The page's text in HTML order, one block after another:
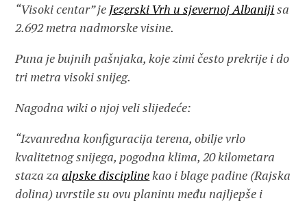
“Visoki centar” je Jezerski Vrh u sjevernoj Albanijisa
2.692 metra nadmorske visine.
Puna je bujnih pašnjaka, koje zimi često prekrije i do
tri metra visoki snijeg.
Nagodna wiki o njoj veli slijedeće:
“Izvanredna konfiguracija terena, obilje vrlo
kvalitetnog snijega, pogodna klima, 20 kilometara
staza zaalpske disciplinekao i blage padine (Rajska
dolina) uvrstile su ovu planinu među najljepše i